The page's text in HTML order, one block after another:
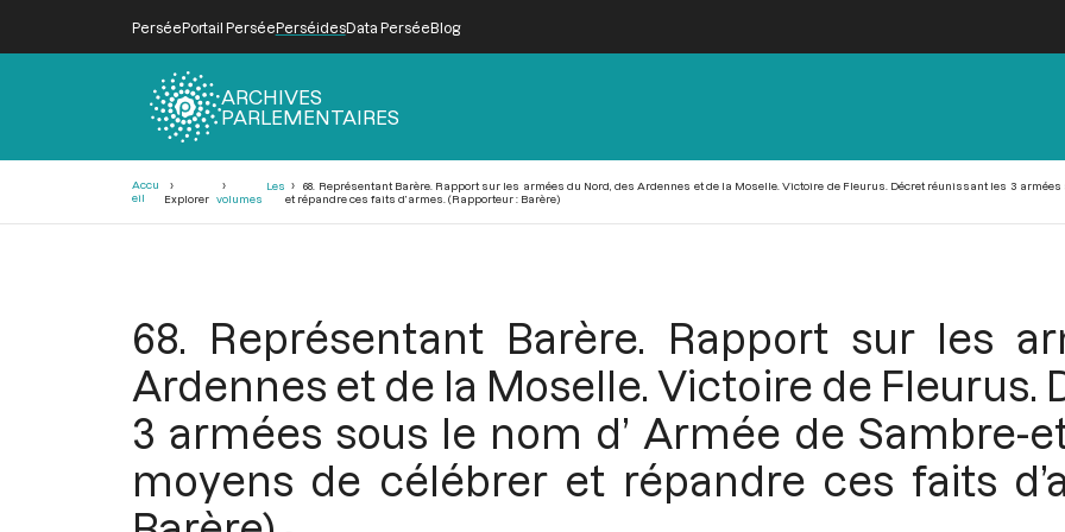
PerséePortail PerséePerséidesData PerséeBlog
ARCHIVES
PARLEMENTAIRES
Accu
eil
Explorer
Les
volumes
68. Représentant Barère. Rapport sur les armées du Nord, des Ardennes et de la Moselle. Victoire de Fleurus. Décret réunissant les 3
et répandre ces faits d’armes. (Rapporteur : Barère)
68. Représentant Barère. Rapport sur les
Ardennes et de la Moselle. Victoire de Fleurus.
3 armées sous le nom d’ Armée de Sambre-
moyens de célébrer et répandre ces faits